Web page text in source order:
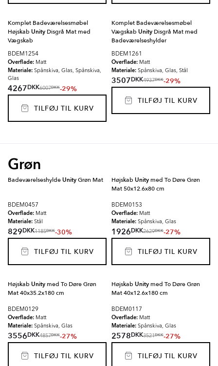
Komplet Badeværelsesmøbel
Højskab Unity Disgrå Mat med
Vægskab
BDEM1254
Overflade: Matt
Materiale: Spånskiva, Glas, Spånskiva,
Glas
4267DKK6007DKK-29%
TILFØJ TIL KURV
Komplet Badeværelsesmøbel
Vægskab Unity Disgrå Mat med
Badeværelseshylder
BDEM1261
Overflade: Matt
Materiale: Spånskiva, Glas, Stål
3507DKK4937DKK-29%
TILFØJ TIL KURV
Grøn
BadeværelseshyldeUnityGrøn Mat
BDEM0457
Overflade: Matt
Materiale: Stål
829DKK1185DKK-30%
TILFØJ TIL KURV
Højskab Unity med To Døre Grøn
Mat 50x12.6x80 cm
BDEM0153
Overflade: Matt
Materiale: Spånskiva, Glas
1926DKK2629DKK-27%
TILFØJ TIL KURV
Højskab Unity med To Døre Grøn
Mat 40x35.2x180 cm
BDEM0129
Overflade: Matt
Materiale: Spånskiva, Glas
3556DKK4857DKK-27%
TILFØJ TIL KURV
Højskab Unity med To Døre Grøn
Mat 40x12.6x180 cm
BDEM0117
Overflade: Matt
Materiale: Spånskiva, Glas
2578DKK3521DKK-27%
TILFØJ TIL KURV